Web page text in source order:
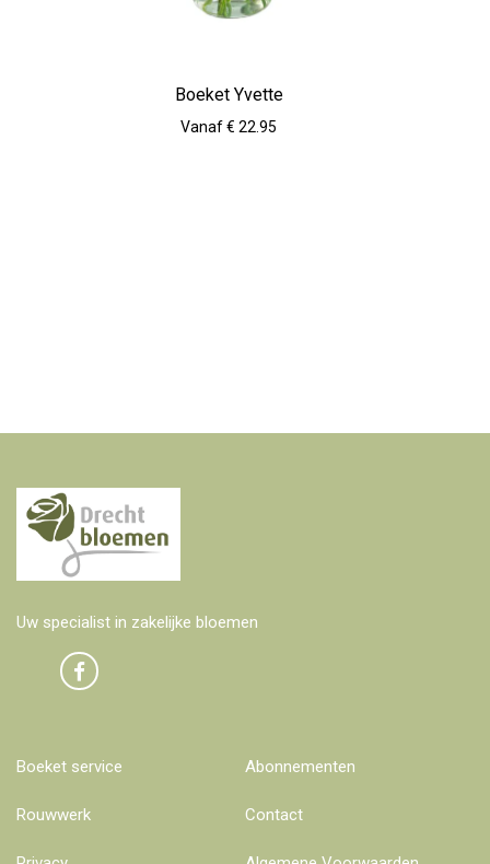
Boeket Yvette
Vanaf € 22.95
Uw specialist in zakelijke bloemen
Boeket service Abonnementen
Rouwwerk Contact